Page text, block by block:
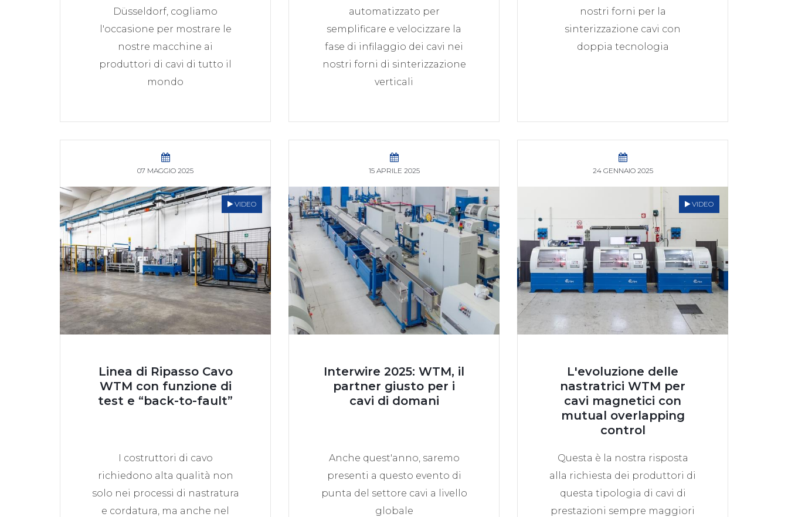
Düsseldorf, cogliamo
l'occasione per mostrare le
nostre macchine ai
produttori di cavi di tutto il
mondo
automatizzato per
semplificare e velocizzare la
fase di infilaggio dei cavi nei
nostri forni di sinterizzazione
verticali
nostri forni per la
sinterizzazione cavi con
doppia tecnologia
07 MAGGIO 2025
VIDEO
Linea di Ripasso Cavo
WTM con funzione di
test e “back-to-fault”
I costruttori di cavo
richiedono alta qualità non
solo nei processi di nastratura
e cordatura, ma anche nel
15 APRILE 2025
Interwire 2025: WTM, il
partner giusto per i
cavi di domani
Anche quest'anno, saremo
presenti a questo evento di
punta del settore cavi a livello
globale
24 GENNAIO 2025
VIDEO
L'evoluzione delle
nastratrici WTM per
cavi magnetici con
mutual overlapping
control
Questa è la nostra risposta
alla richiesta dei produttori di
questa tipologia di cavi di
prestazioni sempre maggiori